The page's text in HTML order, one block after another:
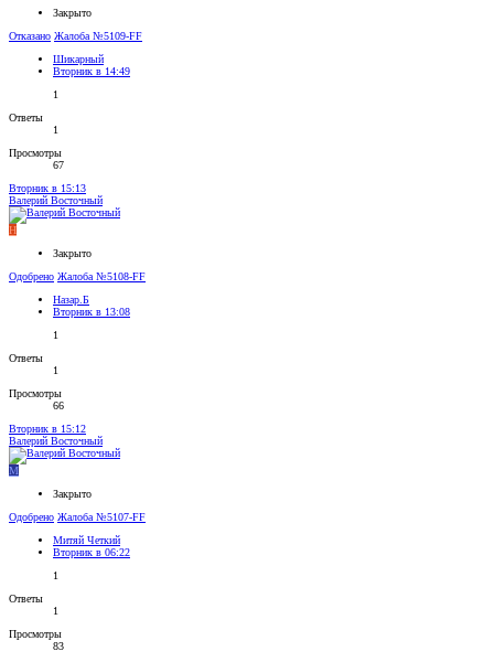
Закрыто
Отказано Жалоба №5109-FF
Шикaрный
Вторник в 14:49
1
Ответы
1
Просмотры
67
Вторник в 15:13
Валерий Восточный
Н
Закрыто
Одобрено Жалоба №5108-FF
Назар.Б
Вторник в 13:08
1
Ответы
1
Просмотры
66
Вторник в 15:12
Валерий Восточный
М
Закрыто
Одобрено Жалоба №5107-FF
Митяй Четкий
Вторник в 06:22
1
Ответы
1
Просмотры
83